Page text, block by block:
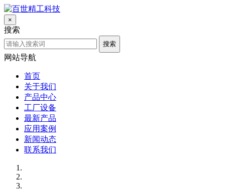
×
搜索
搜索
网站导航
首页
关于我们
产品中心
工厂设备
最新产品
应用案例
新闻动态
联系我们